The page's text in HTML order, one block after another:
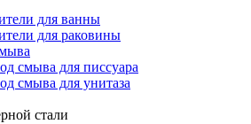
для ванны
для раковины
смыва для писсуара
смыва для унитаза
стали